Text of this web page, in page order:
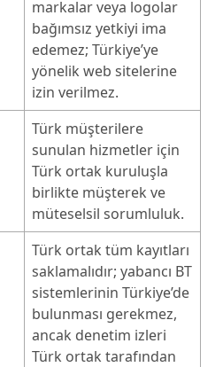
markalar veya logolar
bağımsız yetkiyi ima
edemez; Türkiye’ye
yönelik web sitelerine
izin verilmez.
Türk müşterilere
sunulan hizmetler için
Türk ortak kuruluşla
birlikte müşterek ve
müteselsil sorumluluk.
Türk ortak tüm kayıtları
saklamalıdır; yabancı BT
sistemlerinin Türkiye’de
bulunması gerekmez,
ancak denetim izleri
Türk ortak tarafından